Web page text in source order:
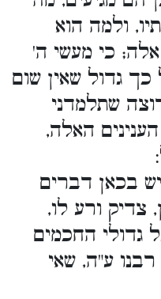
ולמה הוא
כי מעשי ה'
גדול שאין שום
שתלמדני
האלה,
בכאן דברים
צדיק ורע לו,
גדולי החכמים
רבנו ע"ה, שאי